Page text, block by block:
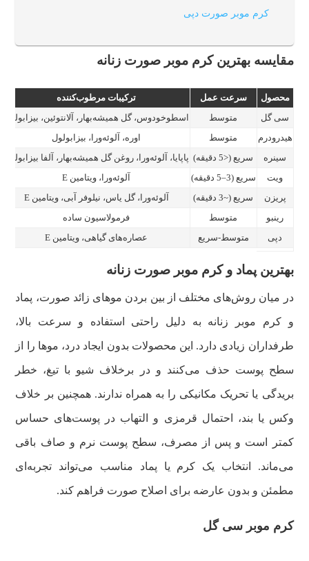
کرم موبر صورت دپی
مقایسه بهترین کرم موبر صورت زنانه
محصول سرعت عمل
ترکیبات مرطوب‌کننده
سی گل
متوسط
اسطوخودوس، گل همیشه‌بهار، آلانتوئین، بیزابولول
هیدرودرم
متوسط
اوره، آلوئه‌ورا، بیزابولول
سینره
سریع (<5 دقیقه) پاپایا، آلوئه‌ورا، روغن گل همیشه‌بهار، آلفا بیزابولول
ویت
سریع (3–5 دقیقه)
آلوئه‌ورا، ویتامین E
پریزن
سریع (~3 دقیقه)
آلوئه‌ورا، گل یاس، نیلوفر آبی، ویتامین E
رینبو
متوسط
فرمولاسیون ساده
دپی
متوسط-سریع عصاره‌های گیاهی، ویتامین E
بهترین پماد و کرم موبر صورت زنانه
در میان روش‌های مختلف از بین بردن موهای زائد صورت، پماد
و کرم موبر زنانه به دلیل راحتی استفاده و سرعت بالا،
طرفداران زیادی دارد. این محصولات بدون ایجاد درد، موها را از
سطح پوست حذف می‌کنند و در برخلاف شیو با تیغ، خطر
بریدگی یا تحریک مکانیکی را به همراه ندارند. همچنین بر خلاف
وکس یا بند، احتمال قرمزی و التهاب در پوست‌های حساس
کمتر است و پس از مصرف، سطح پوست نرم و صاف باقی
می‌ماند. انتخاب یک کرم یا پماد مناسب می‌تواند تجربه‌ای
مطمئن و بدون عارضه برای اصلاح صورت فراهم کند.
کرم موبر سی گل